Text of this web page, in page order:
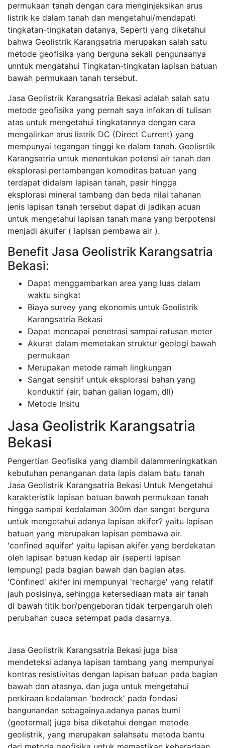
permukaan tanah dengan cara menginjeksikan arus
listrik ke dalam tanah dan mengetahui/mendapati
tingkatan-tingkatan datanya, Seperti yang diketahui
bahwa Geolistrik Karangsatria merupakan salah satu
metode geofisika yang berguna sekali pengunaanya
unntuk mengatahui Tingkatan-tingkatan lapisan batuan
bawah permukaan tanah tersebut.
Jasa Geolistrik Karangsatria Bekasi adalah salah satu
metode geofisika yang pernah saya infokan di tulisan
atas untuk mengetahui tingkatannya dengan cara
mengalirkan arus listrik DC (Direct Current) yang
mempunyai tegangan tinggi ke dalam tanah. Geolisrtik
Karangsatria untuk menentukan potensi air tanah dan
eksplorasi pertambangan komoditas batuan yang
terdapat didalam lapisan tanah, pasir hingga
eksplorasi mineral tambang dan beda nilai tahanan
jenis lapisan tanah tersebut dapat di jadikan acuan
untuk mengetahui lapisan tanah mana yang berpotensi
menjadi akuifer ( lapisan pembawa air ).
Benefit Jasa Geolistrik Karangsatria
Bekasi:
Dapat menggambarkan area yang luas dalam
waktu singkat
Biaya survey yang ekonomis untuk Geolistrik
Karangsatria Bekasi
Dapat mencapai penetrasi sampai ratusan meter
Akurat dalam memetakan struktur geologi bawah
permukaan
Merupakan metode ramah lingkungan
Sangat sensitif untuk eksplorasi bahan yang
konduktif (air, bahan galian logam, dll)
Metode Insitu
Jasa Geolistrik Karangsatria
Bekasi
Pengertian Geofisika yang diambil dalammeningkatkan
kebutuhan penanganan data lapis dalam batu tanah
Jasa Geolistrik Karangsatria Bekasi Untuk Mengetahui
karakteristik lapisan batuan bawah permukaan tanah
hingga sampai kedalaman 300m dan sangat berguna
untuk mengetahui adanya lapisan akifer? yaitu lapisan
batuan yang merupakan lapisan pembawa air.
'confined aquifer' yaitu lapisan akifer yang berdekatan
oleh lapisan batuan kedap air (seperti lapisan
lempung) pada bagian bawah dan bagian atas.
'Confined' akifer ini mempunyai 'recharge' yang relatif
jauh posisinya, sehingga ketersediaan mata air tanah
di bawah titik bor/pengeboran tidak terpengaruh oleh
perubahan cuaca setempat pada dasarnya.
Jasa Geolistrik Karangsatria Bekasi juga bisa
mendeteksi adanya lapisan tambang yang mempunyai
kontras resistivitas dengan lapisan batuan pada bagian
bawah dan atasnya. dan juga untuk mengetahui
perkiraan kedalaman 'bedrock' pada fondasi
bangunandan sebagainya.adanya panas bumi
(geotermal) juga bisa diketahui dengan metode
geolistrik, yang merupakan salahsatu metoda bantu